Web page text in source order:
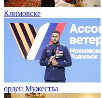
Климовске
орден Мужества